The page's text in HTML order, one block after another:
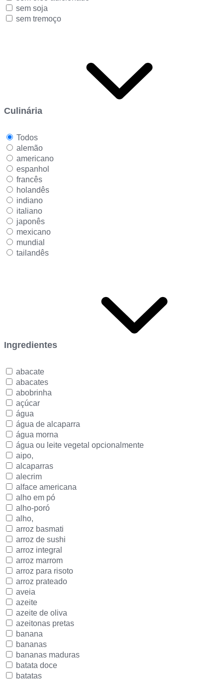
sem soja
sem tremoço
Culinária
Todos
alemão
americano
espanhol
francês
holandês
indiano
italiano
japonês
mexicano
mundial
tailandês
Ingredientes
abacate
abacates
abobrinha
açúcar
água
água de alcaparra
água morna
água ou leite vegetal opcionalmente
aipo,
alcaparras
alecrim
alface americana
alho em pó
alho-poró
alho,
arroz basmati
arroz de sushi
arroz integral
arroz marrom
arroz para risoto
arroz prateado
aveia
azeite
azeite de oliva
azeitonas pretas
banana
bananas
bananas maduras
batata doce
batatas